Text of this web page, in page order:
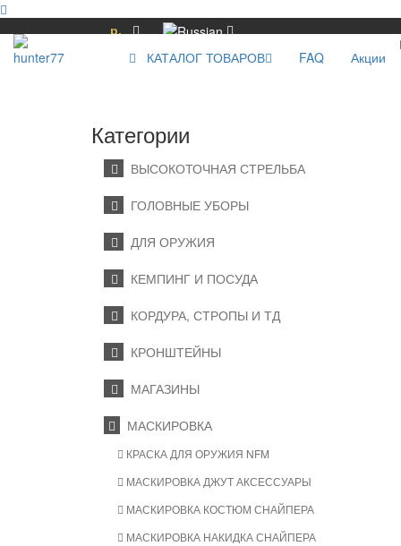
р.
КАТАЛОГ ТОВАРОВ
FAQ Акции
Категории
ВЫСОКОТОЧНАЯ СТРЕЛЬБА
ГОЛОВНЫЕ УБОРЫ
ДЛЯ ОРУЖИЯ
КЕМПИНГ И ПОСУДА
КОРДУРА, СТРОПЫ И ТД
КРОНШТЕЙНЫ
МАГАЗИНЫ
МАСКИРОВКА
КРАСКА ДЛЯ ОРУЖИЯ NFM
МАСКИРОВКА ДЖУТ АКСЕССУАРЫ
МАСКИРОВКА КОСТЮМ СНАЙПЕРА
МАСКИРОВКА НАКИДКА СНАЙПЕРА